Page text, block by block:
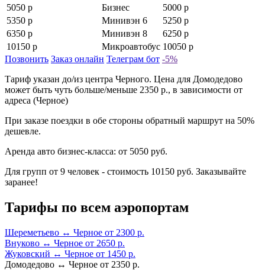
5050 р
Бизнес
5000 р
5350 р
Минивэн 6
5250 р
6350 р
Минивэн 8
6250 р
10150 р
Микроавтобус 10050 р
Позвонить Заказ онлайн Телеграм бот -5%
Тариф указан до/из центра Черного. Цена для Домодедово
может быть чуть больше/меньше 2350 р., в зависимости от
адреса (Черное)
При заказе поездки в обе стороны обратный маршрут на 50%
дешевле.
Аренда авто бизнес-класса: от 5050 руб.
Для групп от 9 человек - стоимость 10150 руб. Заказывайте
заранее!
Тарифы по всем аэропортам
Шереметьево ↔ Черное от 2300 р.
Внуково ↔ Черное от 2650 р.
Жуковский ↔ Черное от 1450 р.
Домодедово ↔ Черное от 2350 р.